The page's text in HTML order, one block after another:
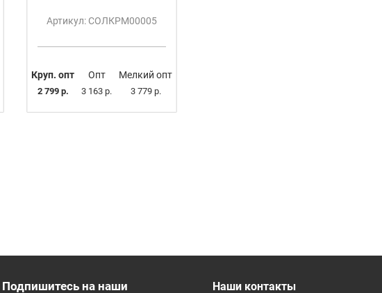
Артикул: СОЛКРМ00005
Круп. опт
2 799 р.
Опт
3 163 р.
Мелкий опт
3 779 р.
Подпишитесь на наши
Наши контакты